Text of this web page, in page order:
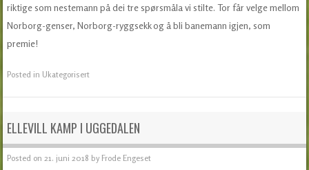
riktige som nestemann på dei tre spørsmåla vi stilte. Tor får velge mellom
Norborg-genser, Norborg-ryggsekk og å bli banemann igjen, som
premie!
Posted in Ukategorisert
ELLEVILL KAMP I UGGEDALEN
Posted on21. juni 2018 by Frode Engeset